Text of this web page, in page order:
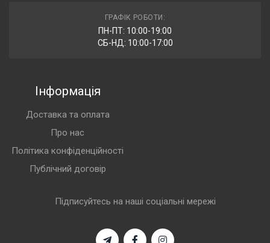
ГРАФІК РОБОТИ:
ПН-ПТ: 10:00-19:00
СБ-НД: 10:00-17:00
Інформація
Доставка та оплата
Про нас
Політика конфіденційності
Публічний договір
Підписуйтесь на наші соціальні мережі